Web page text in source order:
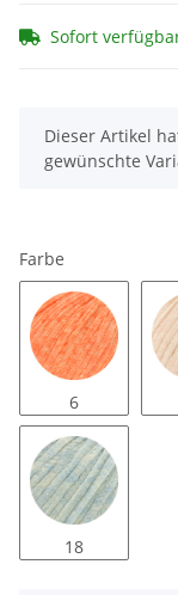
Sofort
x
Dieser Artikel
gewünschte
Farbe
6
18